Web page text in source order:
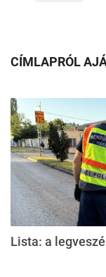
CÍMLAPRÓL
Lista: a